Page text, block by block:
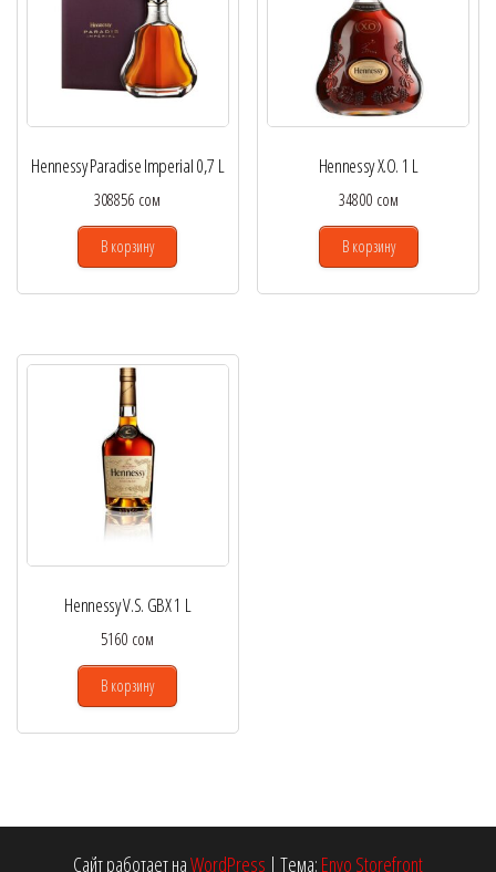
Hennessy Paradise Imperial 0,7 L
308856 сом
В корзину
Hennessy X.O. 1 L
34800 сом
В корзину
Hennessy V.S. GBX 1 L
5160 сом
В корзину
Сайт работает наWordPress | Тема: Envo Storefront